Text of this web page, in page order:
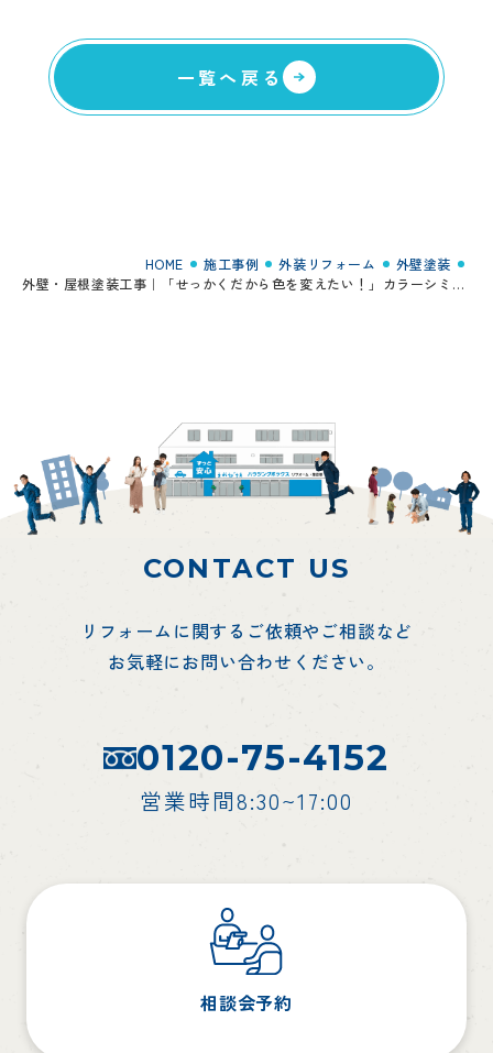
一覧へ戻る
HOME 施工事例 外装リフォーム
外壁塗装
外壁・屋根塗装工事｜「せっかくだから色を変えたい！」カラーシミュレーションで納得の美観へ
CONTACT US
リフォームに関するご依頼やご相談など
お気軽にお問い合わせください。
0120-75-4152
営業時間8:30~17:00
相談会予約